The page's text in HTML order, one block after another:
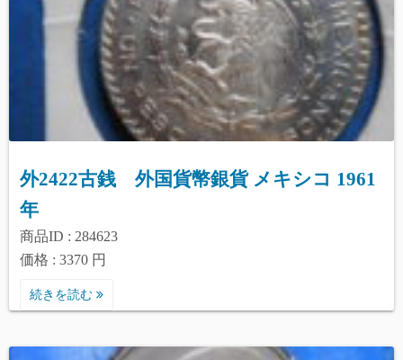
外2422古銭 外国貨幣銀貨 メキシコ 1961
年
商品ID : 284623
価格 : 3370 円
続きを読む